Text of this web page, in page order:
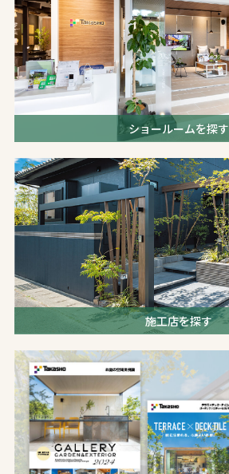
ショールームを探す
施工店を探す